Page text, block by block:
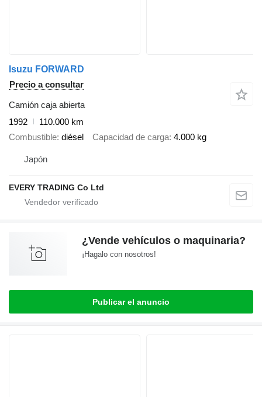
Isuzu FORWARD
Precio a consultar
Camión caja abierta
1992
110.000 km
Combustible diésel Capacidad de carga 4.000 kg
Japón
EVERY TRADING Co Ltd
¿Vende vehículos o maquinaria?
¡Hagalo con nosotros!
Publicar el anuncio